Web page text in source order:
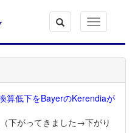
Toggle
navigation
算低下をBayerのKerendiaが
下がってきました→下がり